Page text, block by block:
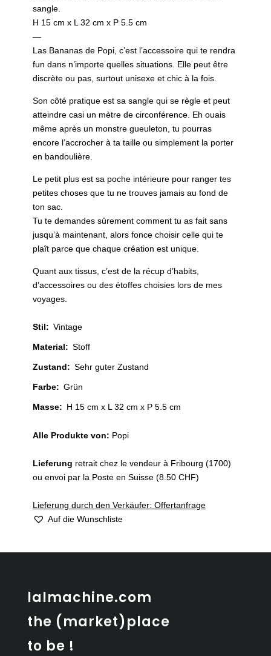
sangle.
H 15 cm x L 32 cm x P 5.5 cm
—
Las Bananas de Popi, c’est l’accessoire qui te rendra
fun dans n’importe quelles situations. Elle peut être
discrète ou pas, surtout unisexe et chic à la fois.
Son côté pratique est sa sangle qui se règle et peut
atteindre casi un mètre de circonférence. Eh ouais
même après un monstre gueuleton, tu pourras
encore l’accrocher à ta taille ou simplement la porter
en bandoulière.
Le petit plus est sa poche intérieure pour ranger tes
petites choses que tu ne trouves jamais au fond de
ton sac.
Tu te demandes sûrement comment tu as fait sans
jusqu’à maintenant, alors fonce choisir celle qui te
plaît parce que chaque création est unique.
Quant aux tissus, c’est de la récup d’habits,
d’accessoires ou des étoffes choisies lors de mes
voyages.
Stil: Vintage
Material: Stoff
Zustand: Sehr guter Zustand
Farbe: Grün
Masse: H 15 cm x L 32 cm x P 5.5 cm
Alle Produkte von: Popi
Lieferung retrait chez le vendeur à Fribourg (1700)
ou envoi par la Poste en Suisse (8.50 CHF)
Lieferung durch den Verkäufer: Offertanfrage
Auf die Wunschliste
lalmachine.com
the (market)place
to be !